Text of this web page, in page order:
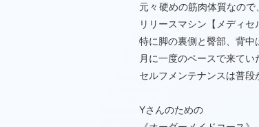
元々硬めの筋肉体質なの
リリースマシン【メディセ
特に脚の裏側と臀部、背中
月に一度のペースで来てい
セルフメンテナンスは普段
Yさんのための